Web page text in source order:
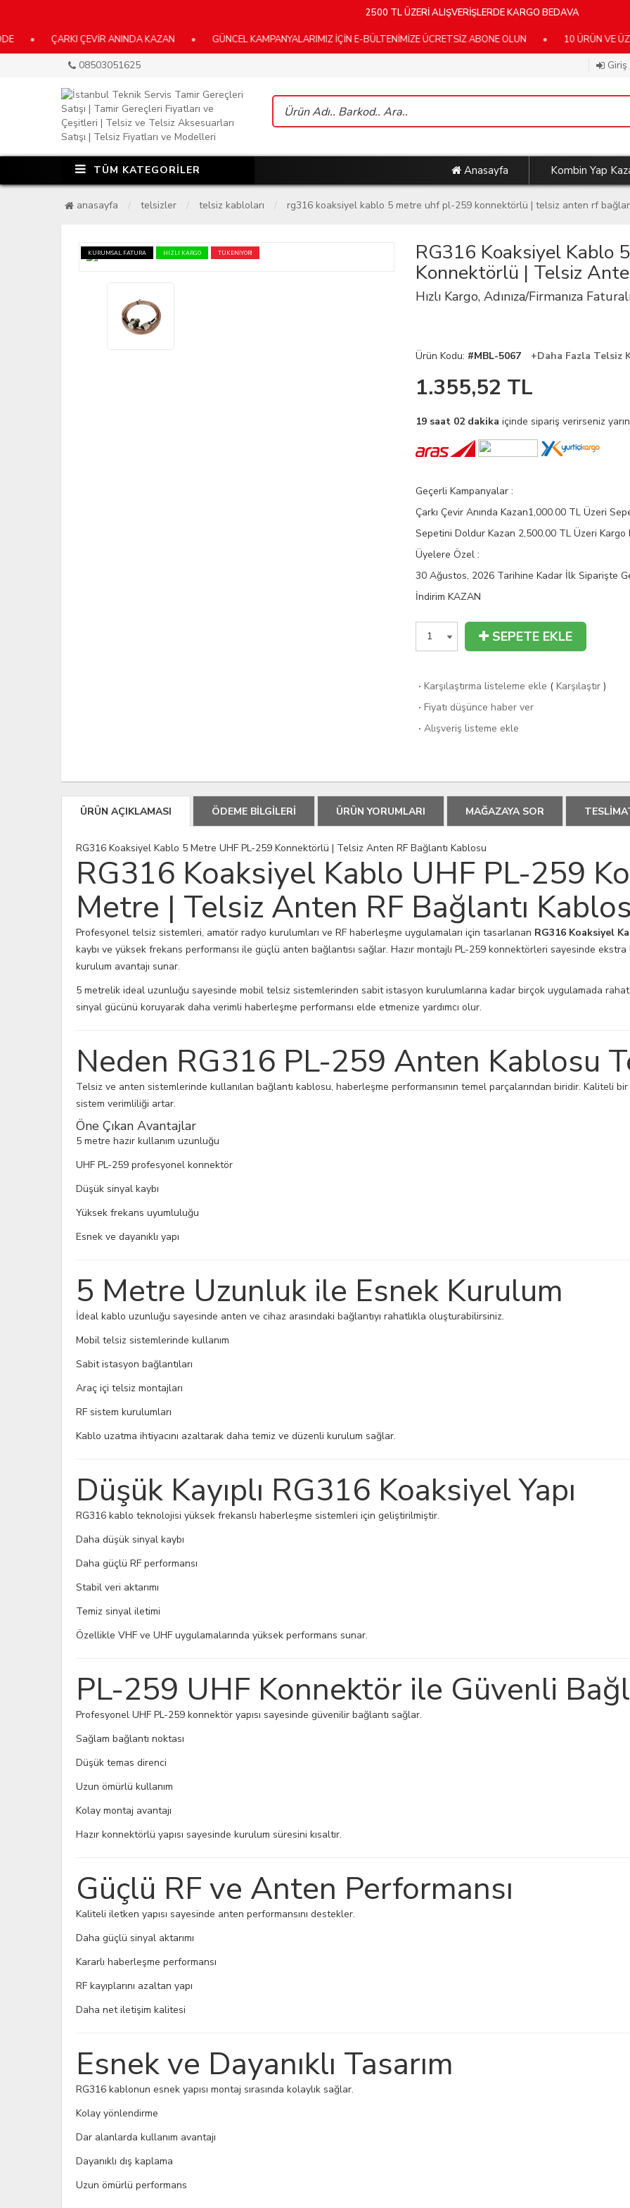
2500 TL ÜZERİ ALIŞVERİŞLERDE KARGO BEDAVA
ÇARKI ÇEVİR ANINDA KAZAN • GÜNCEL KAMPANYALARIMIZ İÇİN E-BÜLTENİMİZE ÜCRETSİZ ABONE OLUN • 10 ÜRÜN VE ÜZERİ
08503051625 Giriş
TÜM KATEGORİLER Anasayfa Kombin Yap
anasayfa telsizler telsiz kabloları rg316 koaksiyel kablo 5 metre uhf pl-259 konnektörlü | telsiz anten rf
KURUMSAL FATURA HIZLI KARGO TÜKENİYOR! RG316 Koaksiyel Kablo
Konnektörlü | Telsiz
Hızlı Kargo, Adınıza/Firmanıza
Ürün Kodu: #MBL-5067 +Daha Fazla Telsiz
1.355,52 TL
19 saat 02 dakika içinde sipariş verirseniz
Geçerli Kampanyalar :
Çarkı Çevir Anında Kazan1,000.00 TL Üzeri
Sepetini Doldur Kazan 2,500.00 TL Üzeri Kargo
Üyelere Özel :
30 Ağustos, 2026 Tarihine Kadar İlk Siparişte
İndirim KAZAN
SEPETE EKLE
·Karşılaştırma listeleme ekle (Karşılaştır )
·Fiyatı düşünce haber ver
·Alışveriş listeme ekle
ÜRÜN AÇIKLAMASI ÖDEME BİLGİLERİ ÜRÜN YORUMLARI MAĞAZAYA SOR
RG316 Koaksiyel Kablo 5 Metre UHF PL-259 Konnektörlü | Telsiz Anten RF Bağlantı Kablosu
RG316 Koaksiyel Kablo UHF PL-259
Metre | Telsiz Anten RF Bağlantı
Profesyonel telsiz sistemleri, amatör radyo kurulumları ve RF haberleşme uygulamaları için tasarlanan RG316 Koaksiyel
kaybı ve yüksek frekans performansı ile güçlü anten bağlantısı sağlar. Hazır montajlı PL-259 konnektörleri sayesinde
kurulum avantajı sunar.
5 metrelik ideal uzunluğu sayesinde mobil telsiz sistemlerinden sabit istasyon kurulumlarına kadar birçok uygulamada rahat
sinyal gücünü koruyarak daha verimli haberleşme performansı elde etmenize yardımcı olur.
Neden RG316 PL-259 Anten Kablosu
Telsiz ve anten sistemlerinde kullanılan bağlantı kablosu, haberleşme performansının temel parçalarından biridir. Kaliteli
sistem verimliliği artar.
Öne Çıkan Avantajlar
5 metre hazır kullanım uzunluğu
UHF PL-259 profesyonel konnektör
Düşük sinyal kaybı
Yüksek frekans uyumluluğu
Esnek ve dayanıklı yapı
5 Metre Uzunluk ile Esnek Kurulum
İdeal kablo uzunluğu sayesinde anten ve cihaz arasındaki bağlantıyı rahatlıkla oluşturabilirsiniz.
Mobil telsiz sistemlerinde kullanım
Sabit istasyon bağlantıları
Araç içi telsiz montajları
RF sistem kurulumları
Kablo uzatma ihtiyacını azaltarak daha temiz ve düzenli kurulum sağlar.
Düşük Kayıplı RG316 Koaksiyel Yapı
RG316 kablo teknolojisi yüksek frekanslı haberleşme sistemleri için geliştirilmiştir.
Daha düşük sinyal kaybı
Daha güçlü RF performansı
Stabil veri aktarımı
Temiz sinyal iletimi
Özellikle VHF ve UHF uygulamalarında yüksek performans sunar.
PL-259 UHF Konnektör ile Güvenli
Profesyonel UHF PL-259 konnektör yapısı sayesinde güvenilir bağlantı sağlar.
Sağlam bağlantı noktası
Düşük temas direnci
Uzun ömürlü kullanım
Kolay montaj avantajı
Hazır konnektörlü yapısı sayesinde kurulum süresini kısaltır.
Güçlü RF ve Anten Performansı
Kaliteli iletken yapısı sayesinde anten performansını destekler.
Daha güçlü sinyal aktarımı
Kararlı haberleşme performansı
RF kayıplarını azaltan yapı
Daha net iletişim kalitesi
Esnek ve Dayanıklı Tasarım
RG316 kablonun esnek yapısı montaj sırasında kolaylık sağlar.
Kolay yönlendirme
Dar alanlarda kullanım avantajı
Dayanıklı dış kaplama
Uzun ömürlü performans